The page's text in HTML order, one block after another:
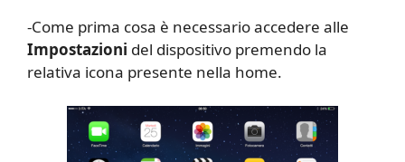
-Come prima cosa è necessario accedere alle
Impostazioni del dispositivo premendo la
relativa icona presente nella home.